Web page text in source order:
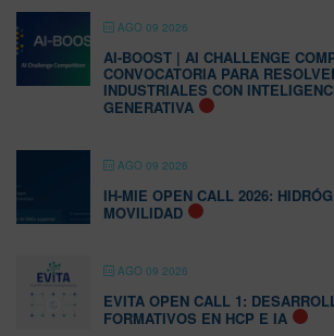
AGO 09 2026
AI-BOOST | AI CHALLENGE
CONVOCATORIA PARA
INDUSTRIALES CON
GENERATIVA
AGO 09 2026
IH-MIE OPEN CALL 2026:
MOVILIDAD
AGO 09 2026
EVITA OPEN CALL 1:
FORMATIVOS EN HCP E IA